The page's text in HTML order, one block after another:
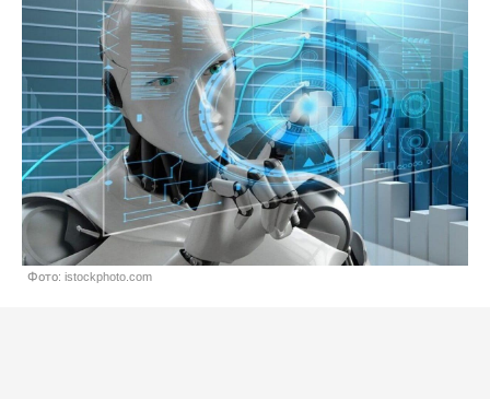
Фото: istockphoto.com